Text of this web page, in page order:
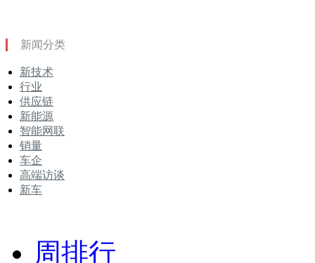
新闻分类
新技术
行业
供应链
新能源
智能网联
销量
车企
高端访谈
新车
周排行